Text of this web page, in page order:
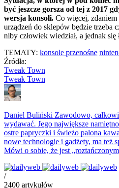
być jeszcze gorsza od tej z 2017
wersja konsoli. Co więcej,
urządzeń do sklepów będzie trzeba
niby człowiek wiedział, a jednak się
TEMATY: konsole przenośne
Źródła:
Tweak Town
Tweak Town
Daniel Buliński Zawodowo,
wydawać. Jego największe
ostre papryczki i świeżo palona
nowe technologie i gadżety, ma też
Mówi o sobie, że jest
/
2400 artykułów